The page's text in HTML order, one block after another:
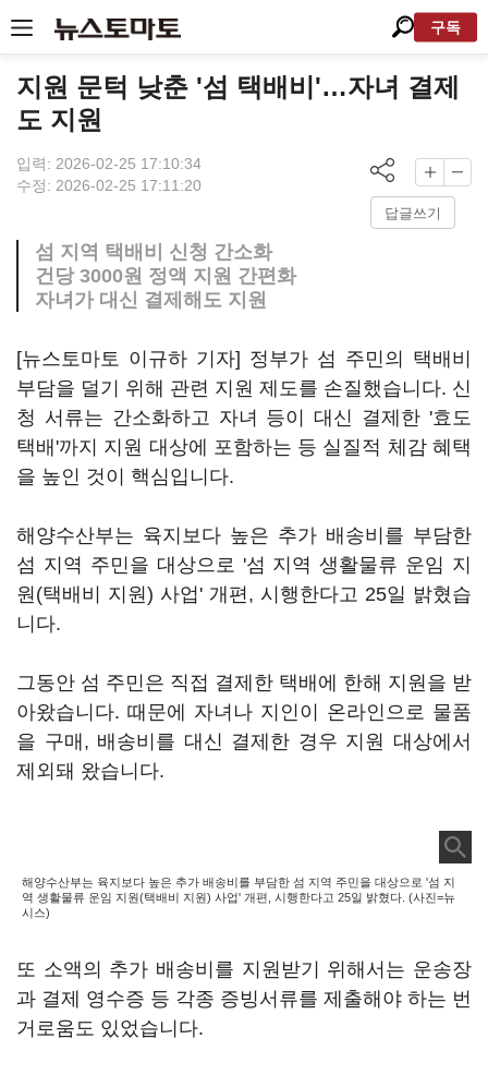
구독
지원 문턱 낮춘 '섬 택배비'…자녀 결제
도 지원
입력: 2026-02-25 17:10:34
수정: 2026-02-25 17:11:20
답글쓰기
섬 지역 택배비 신청 간소화
건당 3000원 정액 지원 간편화
자녀가 대신 결제해도 지원
[뉴스토마토 이규하 기자] 정부가 섬 주민의 택배비
부담을 덜기 위해 관련 지원 제도를 손질했습니다. 신
청 서류는 간소화하고 자녀 등이 대신 결제한 '효도
택배'까지 지원 대상에 포함하는 등 실질적 체감 혜택
을 높인 것이 핵심입니다.
해양수산부는 육지보다 높은 추가 배송비를 부담한
섬 지역 주민을 대상으로 '섬 지역 생활물류 운임 지
원(택배비 지원) 사업' 개편, 시행한다고 25일 밝혔습
니다.
그동안 섬 주민은 직접 결제한 택배에 한해 지원을 받
아왔습니다. 때문에 자녀나 지인이 온라인으로 물품
을 구매, 배송비를 대신 결제한 경우 지원 대상에서
제외돼 왔습니다.
해양수산부는 육지보다 높은 추가 배송비를 부담한 섬 지역 주민을 대상으로 '섬 지
역 생활물류 운임 지원(택배비 지원) 사업' 개편, 시행한다고 25일 밝혔다. (사진=뉴
시스)
또 소액의 추가 배송비를 지원받기 위해서는 운송장
과 결제 영수증 등 각종 증빙서류를 제출해야 하는 번
거로움도 있었습니다.